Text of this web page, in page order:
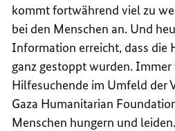
kommt fortwährend viel zu
bei den Menschen an. Und
Information erreicht, dass die
ganz gestoppt wurden.
Hilfesuchende im Umfeld der
Gaza Humanitarian
Menschen hungern und